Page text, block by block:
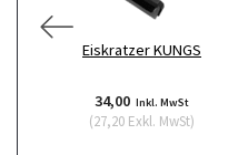
Eiskratzer KUNGS
34,00 Inkl. MwSt
(27,20 Exkl. MwSt)